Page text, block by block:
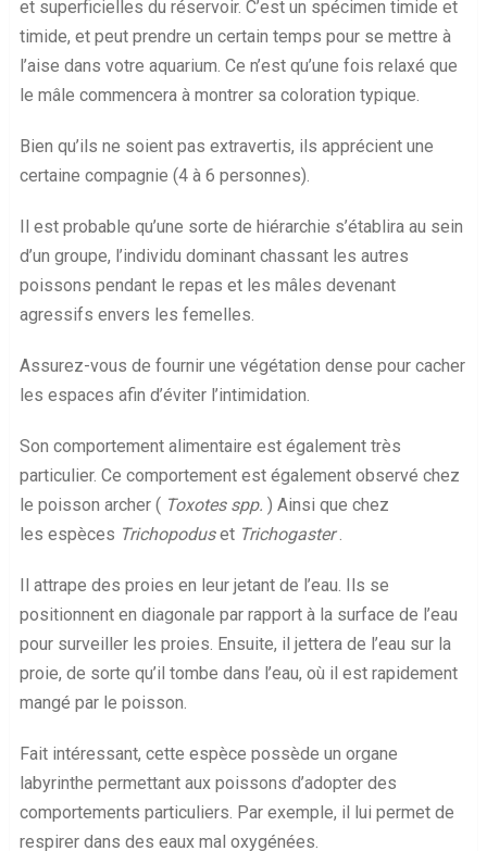
et superficielles du réservoir. C’est un spécimen timide et
timide, et peut prendre un certain temps pour se mettre à
l’aise dans votre aquarium. Ce n’est qu’une fois relaxé que
le mâle commencera à montrer sa coloration typique.
Bien qu’ils ne soient pas extravertis, ils apprécient une
certaine compagnie (4 à 6 personnes).
Il est probable qu’une sorte de hiérarchie s’établira au sein
d’un groupe, l’individu dominant chassant les autres
poissons pendant le repas et les mâles devenant
agressifs envers les femelles.
Assurez-vous de fournir une végétation dense pour cacher
les espaces afin d’éviter l’intimidation.
Son comportement alimentaire est également très
particulier. Ce comportement est également observé chez
le poisson archer ( Toxotes spp. ) Ainsi que chez
les espèces Trichopoduset Trichogaster.
Il attrape des proies en leur jetant de l’eau. Ils se
positionnent en diagonale par rapport à la surface de l’eau
pour surveiller les proies. Ensuite, il jettera de l’eau sur la
proie, de sorte qu’il tombe dans l’eau, où il est rapidement
mangé par le poisson.
Fait intéressant, cette espèce possède un organe
labyrinthe permettant aux poissons d’adopter des
comportements particuliers. Par exemple, il lui permet de
respirer dans des eaux mal oxygénées.